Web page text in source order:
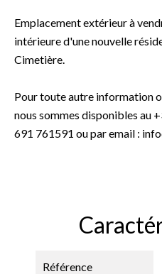
Emplacement extérieur à
intérieure d'une nouvelle
Cimetière.
Pour toute autre information
nous sommes disponibles au
691 761591 ou par email :
Référence